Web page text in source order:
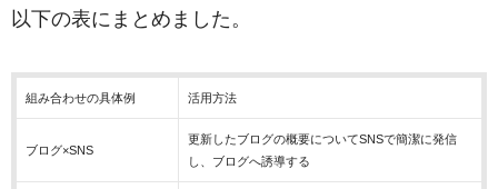
以下の表にまとめました。
組み合わせの具体例 活用方法
ブログ×SNS
更新したブログの概要についてSNSで簡潔に発信
し、ブログへ誘導する